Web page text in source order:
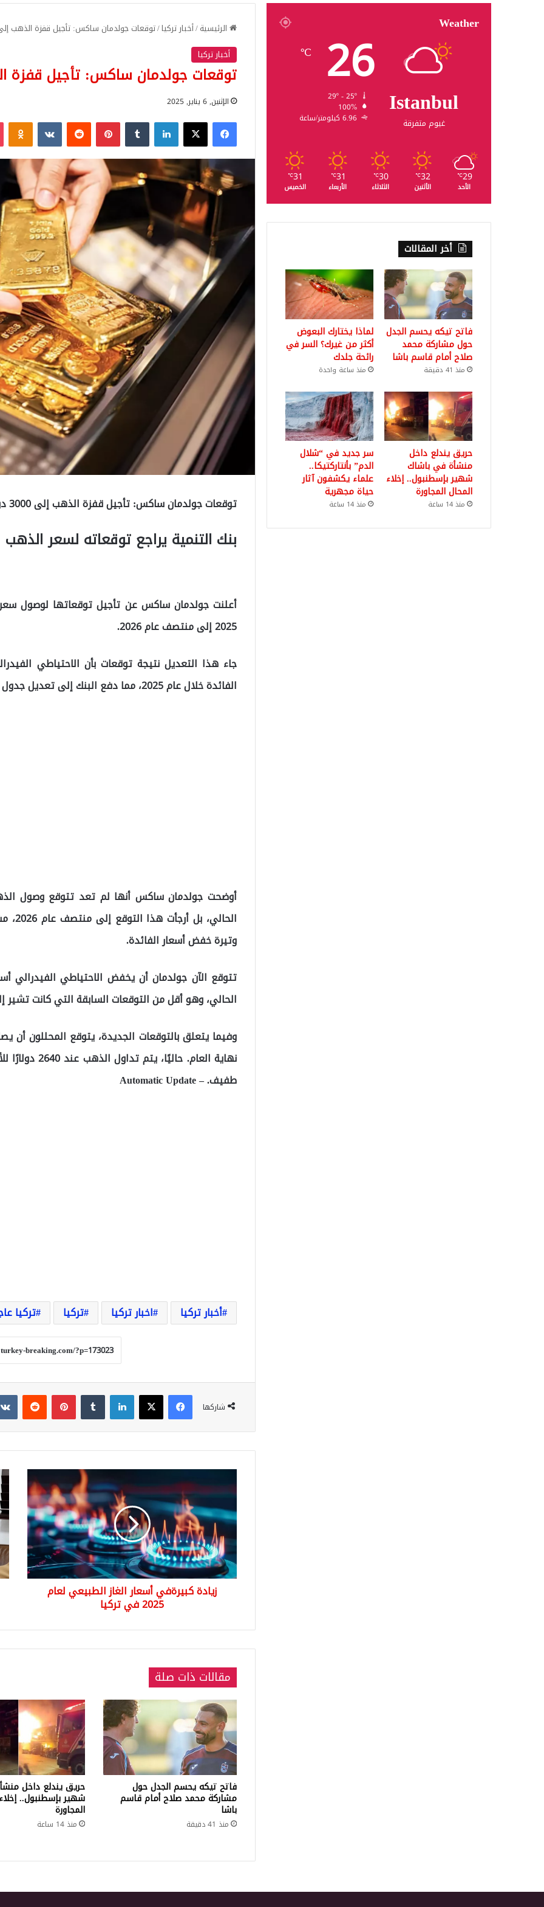
الرئيسية/أخبار تركيا/توقعات جولدمان ساكس: تأجيل قفزة الذهب إلى 3000 دولار حتى
أخبار تركيا
توقعات جولدمان ساكس: تأجيل قفزة الذهب إلى 3000
الإثنين, 6 يناير, 2025
فيسبوك‫X لينكدإن بينتيريست
توقعات جولدمان ساكس: تأجيل قفزة الذهب إلى 3000 دولار حتى 2026
بنك التنمية يراجع توقعاته لسعر الذهب
2025 إلى منتصف عام 2026.
جاء هذا التعديل نتيجة توقعات بأن الاحتياطي
الفائدة خلال عام 2025، مما دفع البنك إلى تعديل جدول توقعاته.
وتيرة خفض أسعار الفائدة.
الحالي، وهو أقل من التوقعات السابقة التي كانت تشير إلى خفض
نهاية العام.
طفيف. – Automatic Update
أخبار تركيا اخبار تركيا تركيا تركيا
شاركها
فيسبوك‫X لينكدإن بينتيريست
كبيرةفي
أسعار
الغاز
الطبيعي
لعام
2025
في
تركيا
زيادة كبيرةفي أسعار الغاز الطبيعي لعام
2025 في تركيا
وزير
عصا
مقالات ذات صلة
فاتح تيكه يحسم الجدل حول
مشاركة محمد صلاح أمام قاسم
باشا
منذ 41 دقيقة
حريق يندلع داخل
شهير بإسطنبول..
المجاورة
منذ 14 ساعة
Weather
Istanbul
غيوم متفرقة
26
℃
100%
6.96 كيلومتر/ساعة
29
℃
الأحد
32
℃
الأثنين
30
℃
الثلاثاء
31
℃
الأربعاء
31
℃
الخميس
أخر المقالات
فاتح تيكه يحسم الجدل
حول مشاركة محمد
صلاح أمام قاسم باشا
منذ 41 دقيقة
لماذا يختارك البعوض
أكثر من غيرك؟ السر في
رائحة جلدك
منذ ساعة واحدة
حريق يندلع داخل
منشأة في باشاك
شهير بإسطنبول.. إخلاء
المحال المجاورة
منذ 14 ساعة
سر جديد في “شلال
الدم” بأنتاركتيكا..
علماء يكشفون آثار
حياة مجهرية
منذ 14 ساعة